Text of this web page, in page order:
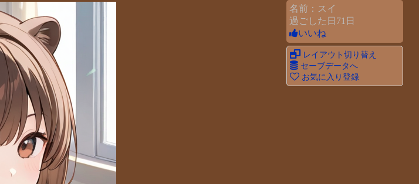
名前：スイ
過ごした日71日
いいね
レイアウト切り替え
セーブデータへ
お気に入り登録